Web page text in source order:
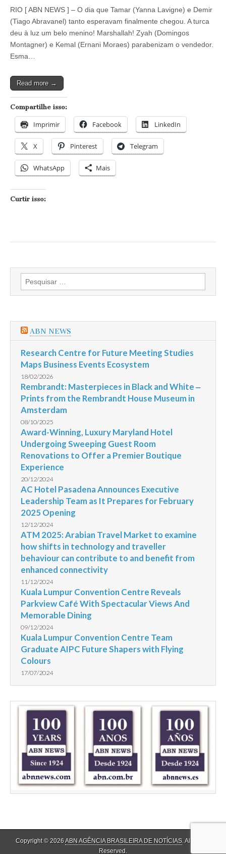
Jorge:
Demir
Tamar
ganham
RIO [ ABN NEWS ] – O dia que Tamar (Yanna Lavigne) e Demir
(Tiago Abravanel) tanto esperavam finalmente chegou. A turca
deu à luz um belo menino! Marshallah! Zyah (Domingos
Montagner) e Kemal (Ernani Moraes) parabenizam o vendedor.
Esma…
Read more →
Compartilhe isso:
Imprimir Facebook LinkedIn
X Pinterest Telegram
WhatsApp Mais
Curtir isso:
Pesquisar
por:
ABN NEWS
Research Centre for Future Meeting Studies
Maps Business Events Ecosystem
18/02/2026
Rembrandt: Masterpieces in Black and White ‒
Prints from the Rembrandt House Museum in
Amsterdam
08/10/2025
Award-Winning, Luxury Maryland Hotel
Undergoing Sweeping Guest Room
Renovations to Offer a Premier Boutique
Experience
20/12/2024
AC Hotel Pasadena Announces Executive
Leadership Team as It Prepares for February
2025 Opening
12/12/2024
ATM 2025: Arabian Travel Market to examine
how shifts in technology and traveller
behaviour can contribute to and benefit from
enhanced connectivity
11/12/2024
Kuala Lumpur Convention Centre Reveals
Parkview Café With Spectacular Views And
Memorable Dining
09/12/2024
Kuala Lumpur Convention Centre Team
Graduate AIPC Future Shapers with Flying
Colours
17/07/2024
Copyright © 2026ABN AGÊNCIA BRASILEIRA DE NOTÍCIAS. All Rights
Reserved.